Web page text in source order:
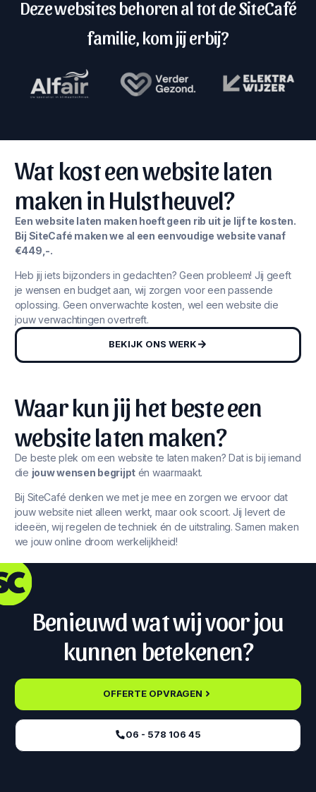
Deze websites behoren al tot de SiteCafé
familie, kom jij erbij?
Wat kost een website laten
maken in Hulstheuvel?
Een website laten maken hoeft geen rib uit je lijf te kosten.
Bij SiteCafé maken we al een eenvoudige website vanaf
€449,-.
Heb jij iets bijzonders in gedachten? Geen probleem! Jij geeft
je wensen en budget aan, wij zorgen voor een passende
oplossing. Geen onverwachte kosten, wel een website die
jouw verwachtingen overtreft.
BEKIJK ONS WERK
Waar kun jij het beste een
website laten maken?
De beste plek om een website te laten maken? Dat is bij iemand
die jouw wensen begrijpt én waarmaakt.
Bij SiteCafé denken we met je mee en zorgen we ervoor dat
jouw website niet alleen werkt, maar ook scoort. Jij levert de
ideeën, wij regelen de techniek én de uitstraling. Samen maken
we jouw online droom werkelijkheid!
Benieuwd wat wij voor jou
kunnen betekenen?
OFFERTE OPVRAGEN
06 - 578 106 45‬